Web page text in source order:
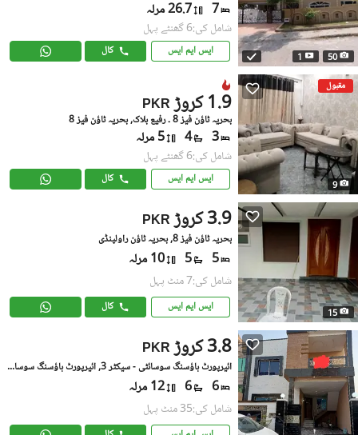
50
1
7 26.7 مرلہ
شامل کی:6 گھنٹے پہل
ایس ایم ایس کال
مقبول
9
PKR 1.9 کروڑ
بحریہ ٹاؤن فیز 8 ۔ رفیع بلاک, بحریہ ٹاؤن فیز 8
3
4 5 مرلہ
شامل کی:6 گھنٹے پہل
ایس ایم ایس کال
15
PKR 3.9 کروڑ
بحریہ ٹاؤن فیز 8, بحریہ ٹاؤن راولپنڈی
5
5 10 مرلہ
شامل کی:7 منٹ پہل
ایس ایم ایس کال
PKR 3.8 کروڑ
ائیرپورٹ ہاؤسنگ سوسائٹی - سیکٹر 3, ائیرپورٹ ہاؤسنگ سوسائٹی
6
6 12 مرلہ
شامل کی:35 منٹ پہل